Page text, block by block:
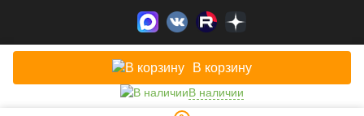
Доработка и развитие сайта - ИВИТ
В корзину
В наличии